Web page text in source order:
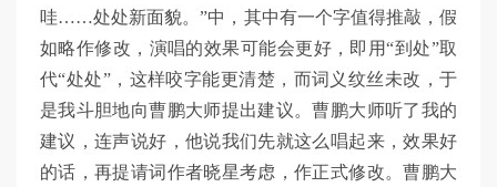
哇……处处新面貌。”中，其中有一个字值得推敲，假
如略作修改，演唱的效果可能会更好，即用“到处”取
代“处处”，这样咬字能更清楚，而词义纹丝未改，于
是我斗胆地向曹鹏大师提出建议。曹鹏大师听了我的
建议，连声说好，他说我们先就这么唱起来，效果好
的话，再提请词作者晓星考虑，作正式修改。曹鹏大